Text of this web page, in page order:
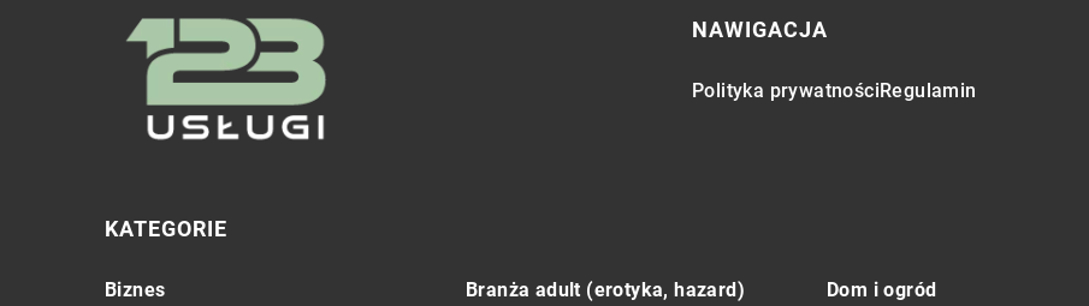
NAWIGACJA
Polityka prywatnościRegulamin
KATEGORIE
Biznes Branża adult (erotyka, hazard) Dom i ogród